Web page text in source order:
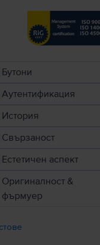
Бутони
Аутентификация
История
Свързаност
Естетичен аспект
Оригиналност &
фърмуер